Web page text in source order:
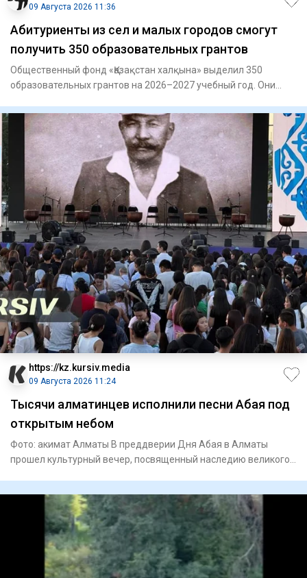
09 Августа 2026 11:36
Абитуриенты из сел и малых городов смогут
получить 350 образовательных грантов
Общественный фонд «Қазақстан халқына» выделил 350
образовательных грантов на 2026–2027 учебный год. Они
https://kz.kursiv.media
09 Августа 2026 11:24
Тысячи алматинцев исполнили песни Абая под
открытым небом
Фото: акимат Алматы В преддверии Дня Абая в Алматы
прошел культурный вечер, посвященный наследию великого